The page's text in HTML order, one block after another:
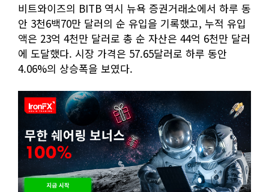
비트와이즈의 BITB 역시 뉴욕 증권거래소에서 하루 동
안 3천6백70만 달러의 순 유입을 기록했고, 누적 유입
액은 23억 4천만 달러로 총 순 자산은 44억 6천만 달러
에 도달했다. 시장 가격은 57.65달러로 하루 동안
4.06%의 상승폭을 보였다.